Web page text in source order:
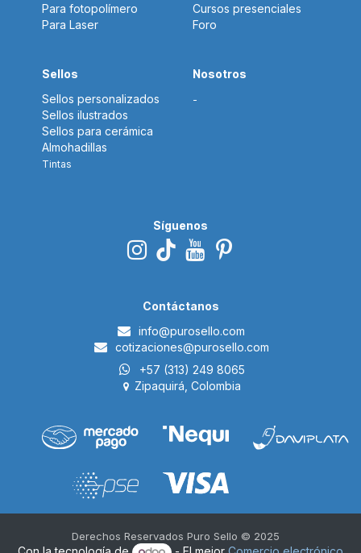
Para fotopolímero
Para Laser
Sellos
Sellos personalizados
Sellos ilustrados
Sellos para cerámica
Almohadillas
Tintas
Cursos presenciales
Foro
Nosotros
-
Síguenos
Contáctanos
i​nfo@purosello.com
cotizaciones@purosello.com
+57 (313) 249 8065
Zipaquirá, Colombia
Derechos Reservados Puro Sello © 2025 ​